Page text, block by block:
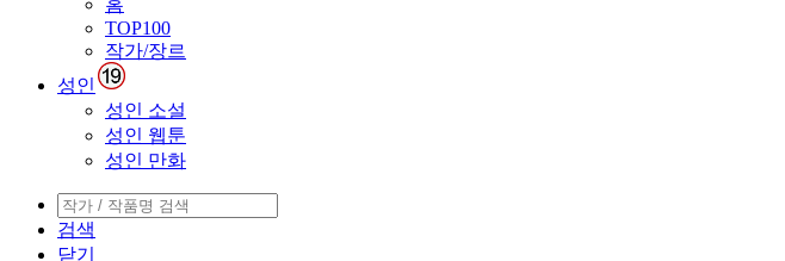
홈
TOP100
작가/장르
성인
성인 소설
성인 웹툰
성인 만화
검색
닫기